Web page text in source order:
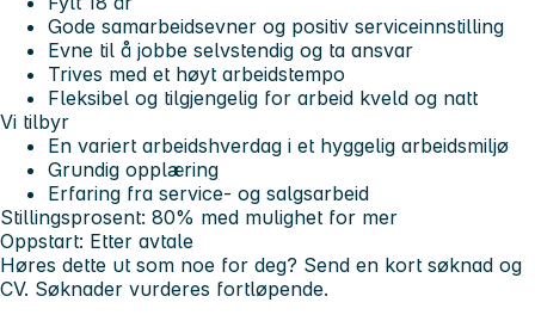
Gode samarbeidsevner og positiv serviceinnstilling
Evne til å jobbe selvstendig og ta ansvar
Trives med et høyt arbeidstempo
Fleksibel og tilgjengelig for arbeid kveld og natt
Vi tilbyr
En variert arbeidshverdag i et hyggelig arbeidsmiljø
Grundig opplæring
Erfaring fra service- og salgsarbeid
Stillingsprosent: 80% med mulighet for mer
Oppstart: Etter avtale
Høres dette ut som noe for deg? Send en kort søknad og
CV. Søknader vurderes fortløpende.